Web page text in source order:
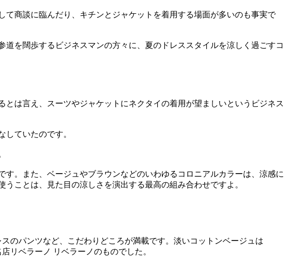
商談に臨んだり、キチンとジャケットを着用する場面が多いのも事実で
を闊歩するビジネスマンの方々に、夏のドレススタイルを涼しく過ごすコ
は言え、スーツやジャケットにネクタイの着用が望ましいというビジネス
ていたのです。
。また、ベージュやブラウンなどのいわゆるコロニアルカラーは、涼感に
ことは、見た目の涼しさを演出する最高の組み合わせですよ。
のパンツなど、こだわりどころが満載です。淡いコットンベージュは
リベラーノ リベラーノのものでした。